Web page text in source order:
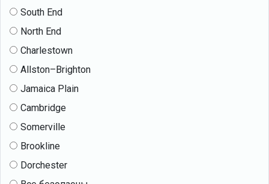
South End
North End
Charlestown
Allston–Brighton
Jamaica Plain
Cambridge
Somerville
Brookline
Dorchester